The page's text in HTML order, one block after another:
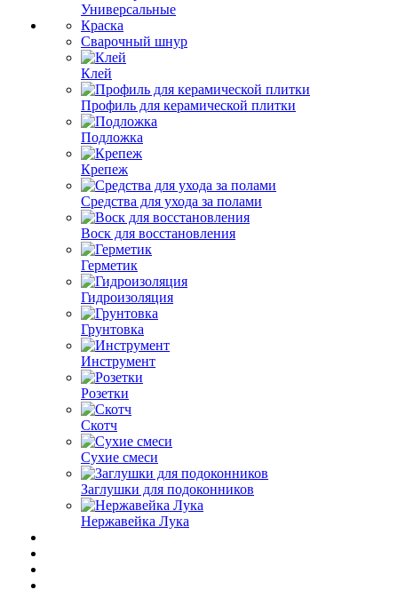
Универсальные
Краска
Сварочный шнур
Клей
Профиль для керамической плитки
Подложка
Крепеж
Средства для ухода за полами
Воск для восстановления
Герметик
Гидроизоляция
Грунтовка
Инструмент
Розетки
Скотч
Сухие смеси
Заглушки для подоконников
Нержавейка Лука